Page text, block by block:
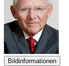
Bildinformationen